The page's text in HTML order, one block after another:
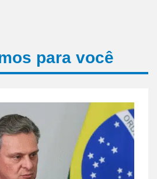
para você